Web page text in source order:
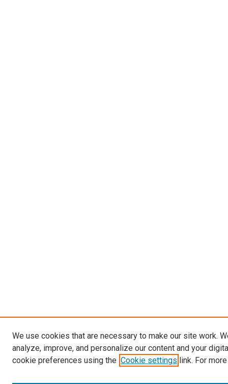
We use cookies that are necessary to make our site work.
analyze, improve, and personalize our content and your
cookie preferences using the Cookie settings link. For